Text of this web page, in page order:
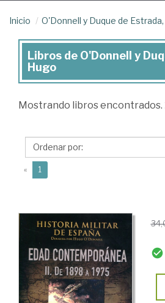
Inicio O'Donnell y Duque de
Libros
de
O'Donnell
Duque
de
Estrada,
Libros de O'Donnell y
Hugo
Mostrando libros encontrados.
« 1